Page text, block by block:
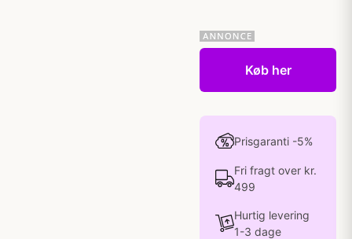
Køb her
Prisgaranti -5%
Fri fragt over kr.
499
Hurtig levering
1-3 dage